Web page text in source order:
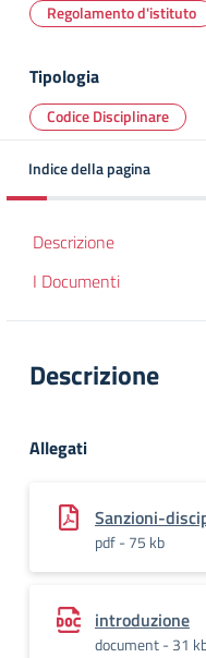
Regolamento d'istituto
Tipologia
Codice Disciplinare
Indice della pagina
Descrizione
I Documenti
Descrizione
Allegati
Sanzioni-
pdf - 75 kb
introduzione
document - 31